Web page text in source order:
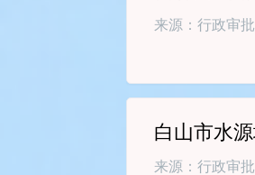
来源：行政审
白山市水
来源：行政审